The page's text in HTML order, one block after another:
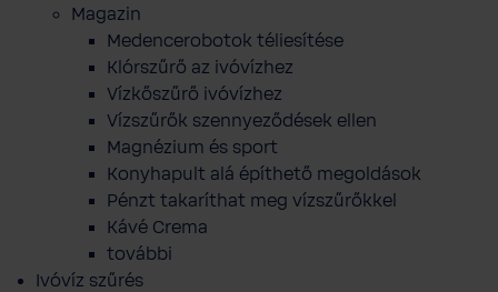
Magazin
Medencerobotok téliesítése
Klórszűrő az ivóvízhez
Vízkőszűrő ivóvízhez
Vízszűrők szennyeződések ellen
Magnézium és sport
Konyhapult alá építhető megoldások
Pénzt takaríthat meg vízszűrőkkel
Kávé Crema
további
Ivóvíz szűrés